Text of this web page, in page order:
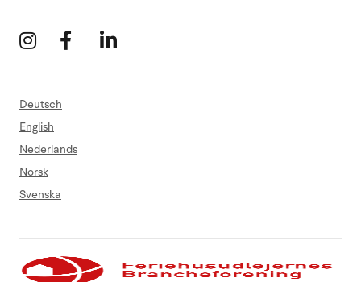
Deutsch
English
Nederlands
Norsk
Svenska